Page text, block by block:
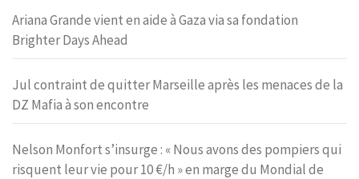
Ariana Grande vient en aide à Gaza via sa fondation
Brighter Days Ahead
Jul contraint de quitter Marseille après les menaces de la
DZ Mafia à son encontre
Nelson Monfort s’insurge : « Nous avons des pompiers qui
risquent leur vie pour 10 €/h » en marge du Mondial de